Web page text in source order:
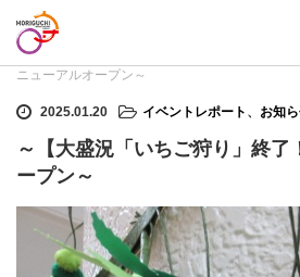
ホーム
ニューアルオープン～
2025.01.20 イベントレポート 、 お知
～【大盛況「いちご狩り」終了
ープン～